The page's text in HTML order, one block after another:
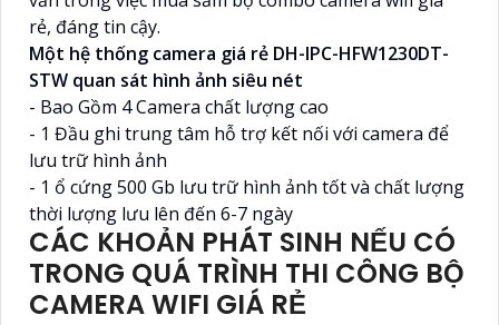
rẻ, đáng tin cậy.
Một hệ thống camera giá rẻ DH-IPC-HFW1230DT-
STW quan sát hình ảnh siêu nét
- Bao Gồm 4 Camera chất lượng cao
- 1 Đầu ghi trung tâm hỗ trợ kết nối với camera để
lưu trữ hình ảnh
- 1 ổ cứng 500 Gb lưu trữ hình ảnh tốt và chất lượng
thời lượng lưu lên đến 6-7 ngày
CÁC KHOẢN PHÁT SINH NẾU CÓ
TRONG QUÁ TRÌNH THI CÔNG BỘ
CAMERA WIFI GIÁ RẺ